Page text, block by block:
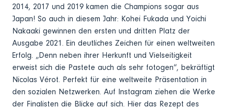
2014, 2017 und 2019 kamen die Champions sogar aus
Japan! So auch in diesem Jahr: Kohei Fukada und Yoichi
Nakaaki gewinnen den ersten und dritten Platz der
Ausgabe 2021. Ein deutliches Zeichen für einen weltweiten
Erfolg. „Denn neben ihrer Herkunft und Vielseitigkeit
erweist sich die Pastete auch als sehr fotogen“, bekräftigt
Nicolas Vérot. Perfekt für eine weltweite Präsentation in
den sozialen Netzwerken. Auf Instagram ziehen die Werke
der Finalisten die Blicke auf sich. Hier das Rezept des